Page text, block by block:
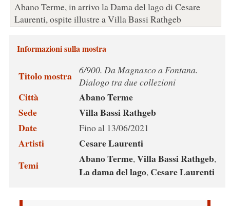
Abano Terme, in arrivo la Dama del lago di Cesare
Laurenti, ospite illustre a Villa Bassi Rathgeb
Informazioni sulla mostra
Titolo mostra 6/900. Da Magnasco a Fontana.
Dialogo tra due collezioni
Città
Abano Terme
Sede
Villa Bassi Rathgeb
Date
Fino al 13/06/2021
Artisti
Cesare Laurenti
Temi
Abano Terme,Villa Bassi Rathgeb,
La dama del lago, Cesare Laurenti